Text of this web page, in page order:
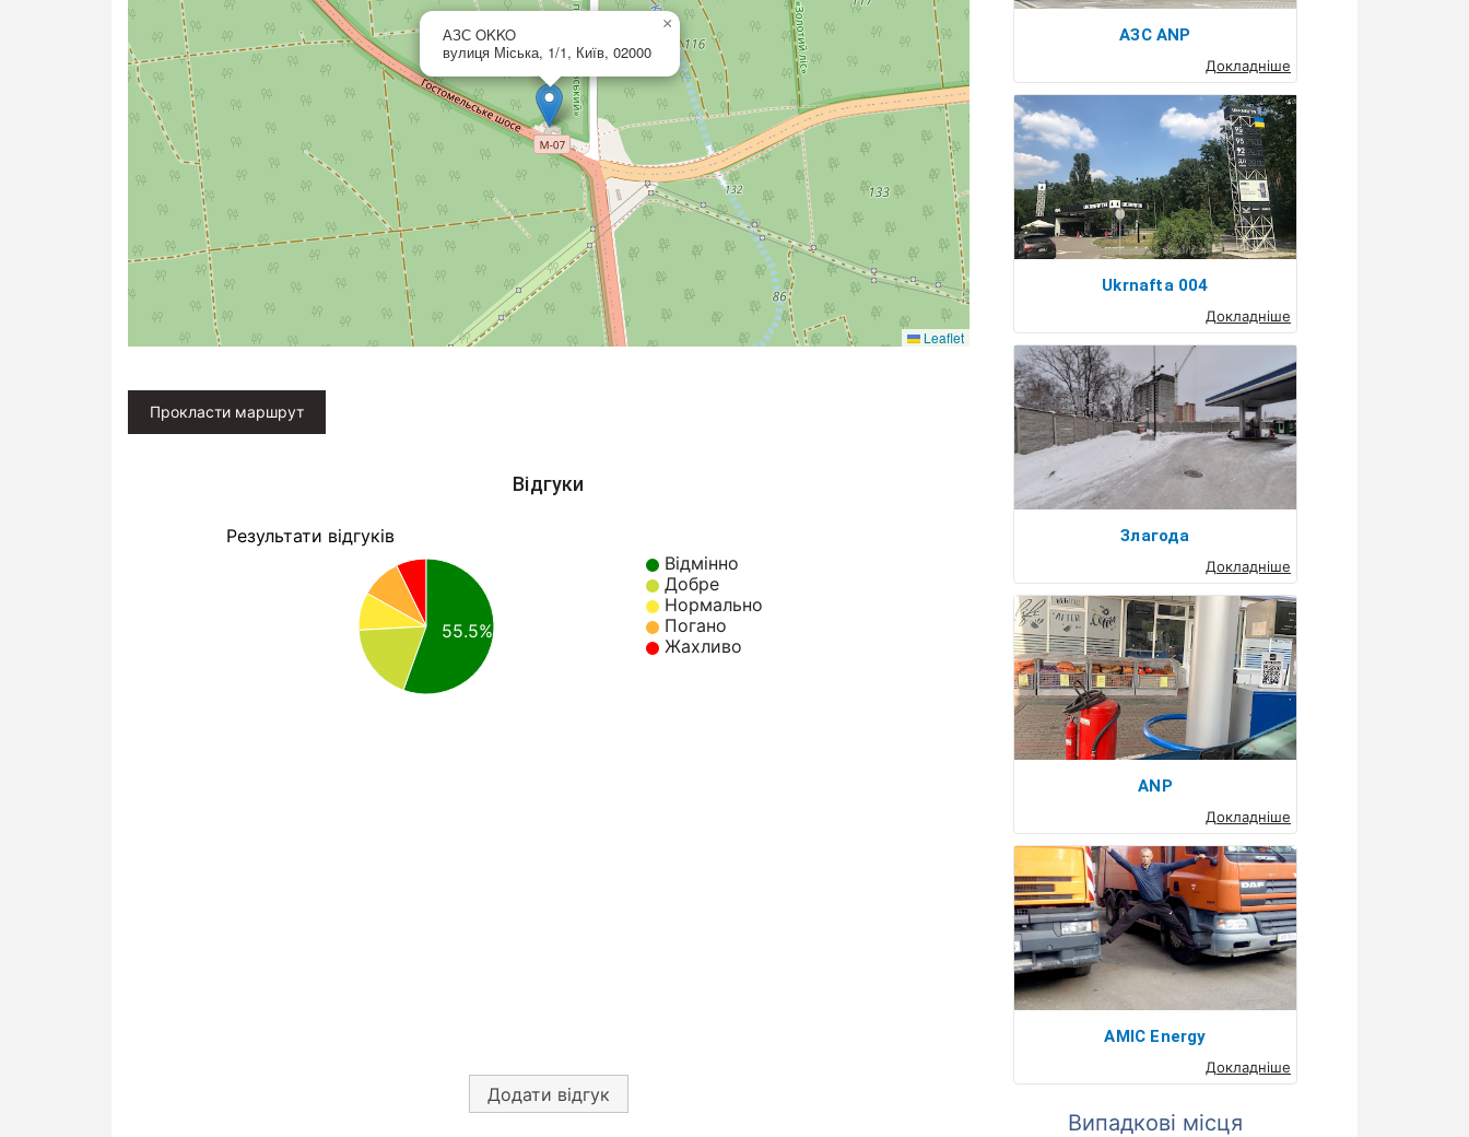
АЗС OKKO
вулиця Міська, 1/1, Київ, 02000
×
Leaflet
Прокласти маршрут
Відгуки
Результати відгуків
Відмінно
Добре
Нормально
Погано
Жахливо
55.5%
Додати відгук
АЗС ANP
Докладніше
Ukrnafta 004
Докладніше
Злагода
Докладніше
ANP
Докладніше
AMIC Energy
Докладніше
Випадкові місця